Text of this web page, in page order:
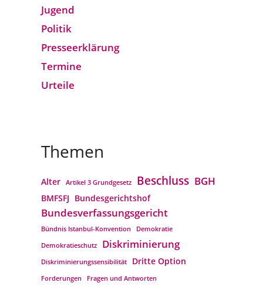
Jugend
Politik
Presseerklärung
Termine
Urteile
Themen
Alter Artikel 3 Grundgesetz Beschluss BGH
BMFSFJ Bundesgerichtshof
Bundesverfassungs­gericht
Bündnis Istanbul-Konvention
Demokratie
Demokratieschutz
Diskriminierung
Diskriminierungssensibilität Dritte Option
Forderungen Fragen und Antworten